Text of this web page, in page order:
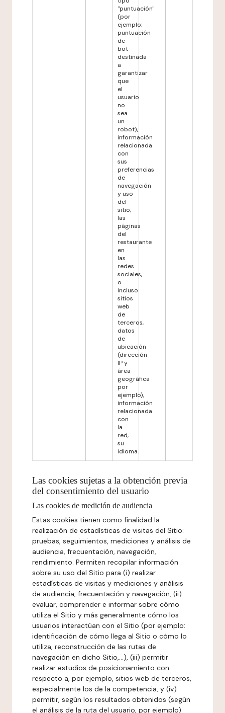
"puntuación"
(por
ejemplo:
puntuación
de
bot
destinada
a
garantizar
que
el
usuario
no
sea
un
robot),
información
relacionada
con
sus
preferencias
de
navegación
y uso
del
sitio,
las
páginas
del
restaurante
en
las
redes
sociales,
o
incluso
sitios
web
de
terceros,
datos
de
ubicación
(dirección
IP y
área
geográfica
por
ejemplo),
información
relacionada
con
la
red,
su
idioma.
Las cookies sujetas a la obtención previa
del consentimiento del usuario
Las cookies de medición de audiencia
Estas cookies tienen como finalidad la
realización de estadísticas de visitas del Sitio:
pruebas, seguimientos, mediciones y análisis de
audiencia, frecuentación, navegación,
rendimiento. Permiten recopilar información
sobre su uso del Sitio para (i) realizar
estadísticas de visitas y mediciones y análisis
de audiencia, frecuentación y navegación, (ii)
evaluar, comprender e informar sobre cómo
utiliza el Sitio y más generalmente cómo los
usuarios interactúan con el Sitio (por ejemplo:
identificación de cómo llega al Sitio o cómo lo
utiliza, reconstrucción de las rutas de
navegación en dicho Sitio,...), (iii) permitir
realizar estudios de posicionamiento con
respecto a, por ejemplo, sitios web de terceros,
especialmente los de la competencia, y (iv)
permitir, según los resultados obtenidos (según
el análisis de la ruta del usuario, por ejemplo)